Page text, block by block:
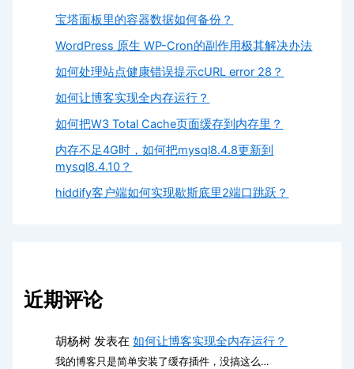
宝塔面板里的容器数据如何备份？
WordPress 原生 WP-Cron的副作用极其解决办法
如何处理站点健康错误提示cURL error 28？
如何让博客实现全内存运行？
如何把W3 Total Cache页面缓存到内存里？
内存不足4G时，如何把mysql8.4.8更新到
mysql8.4.10？
hiddify客户端如何实现歇斯底里2端口跳跃？
近期评论
胡杨树 发表在如何让博客实现全内存运行？
我的博客只是简单安装了缓存插件，没搞这么…